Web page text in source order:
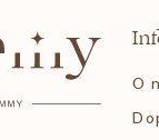
O